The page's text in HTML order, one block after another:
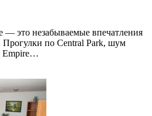
это незабываемые впечатления
Прогулки по Central Park, шум
Empire…